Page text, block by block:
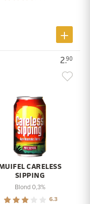
2.90
CARELESS
SIPPING
Blond 0,3%
6.3